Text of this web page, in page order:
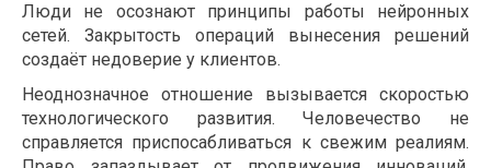
Люди не осознают принципы работы нейронных
сетей. Закрытость операций вынесения решений
создаёт недоверие у клиентов.
Неоднозначное отношение вызывается скоростью
технологического развития. Человечество не
справляется приспосабливаться к свежим реалиям.